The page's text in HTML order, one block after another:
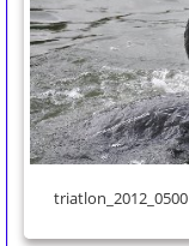
triatlon_2012_0500